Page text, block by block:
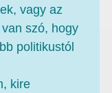
vagy az
szó, hogy
politikustól
kire